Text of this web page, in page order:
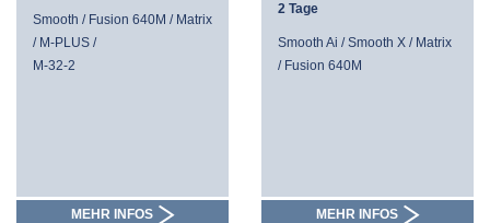
Smooth / Fusion 640M / Matrix
/ M-PLUS /
M-32-2
MEHR INFOS
2 Tage
Smooth Ai / Smooth X / Matrix
/ Fusion 640M
MEHR INFOS